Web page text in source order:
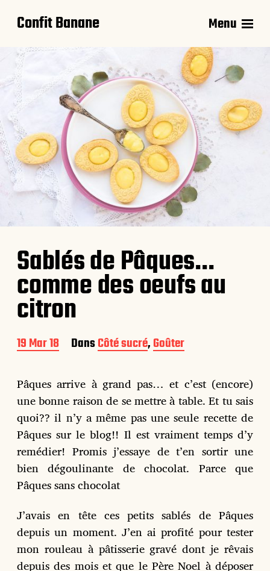
Confit Banane Menu
Sablés de Pâques…
comme des oeufs au
citron
D
a
e
d
e
p
u
b
l
i
c
a
i
o
n
19 Mar 18 DansCôté sucré,Goûter
Pâques arrive à grand pas… et c’est (encore)
une bonne raison de se mettre à table. Et tu sais
quoi?? il n’y a même pas une seule recette de
Pâques sur le blog!! Il est vraiment temps d’y
remédier! Promis j’essaye de t’en sortir une
bien dégoulinante de chocolat. Parce que
Pâques sans chocolat
J’avais en tête ces petits sablés de Pâques
depuis un moment. J’en ai profité pour tester
mon rouleau à pâtisserie gravé dont je rêvais
depuis des mois et que le Père Noel à déposer